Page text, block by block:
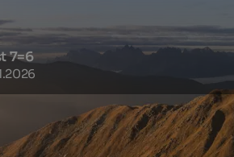
7=6
Die Luft wird klar. Und die Natur zeigt
farbenreichsten Pracht.